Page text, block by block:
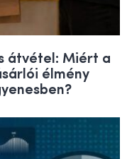
átvétel: Miért a
élmény